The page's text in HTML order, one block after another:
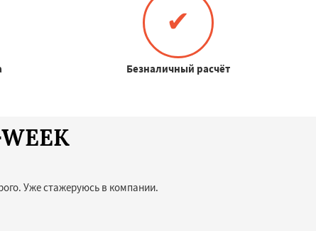
✔
Безналичный расчёт
Уже стажеруюсь в компании.